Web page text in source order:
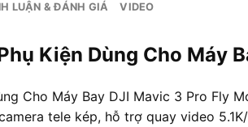
LUẬN & ĐÁNH GIÁ VIDEO
Kiện Dùng Cho Máy
Cho Máy Bay DJI Mavic 3 Pro Fly
tele kép, hỗ trợ quay video